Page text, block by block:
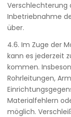
Verschlechterung
Inbetriebnahme
über.
4.6. Im Zuge der
kann es jederzeit
kommen.
Rohrleitungen,
Materialfehlern
möglich.